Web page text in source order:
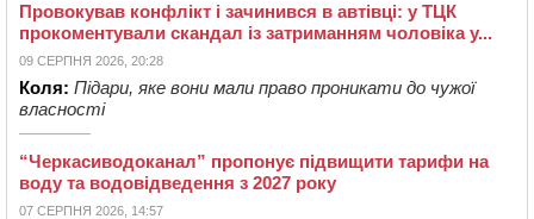
Провокував конфлікт і зачинився в автівці: у ТЦК
прокоментували скандал із затриманням чоловіка у...
09 СЕРПНЯ 2026, 20:28
Коля: Підари, яке вони мали право проникати до чужої
власності
“Черкасиводоканал” пропонує підвищити тарифи на
воду та водовідведення з 2027 року
07 СЕРПНЯ 2026, 14:57